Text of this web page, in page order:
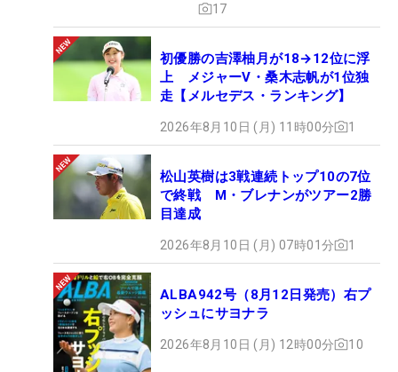
17
初優勝の吉澤柚月が18→12位に浮
上 メジャーV・桑木志帆が1位独
走【メルセデス・ランキング】
2026年8月10日 (月) 11時00分 1
松山英樹は3戦連続トップ10の7位
で終戦 M・ブレナンがツアー2勝
目達成
2026年8月10日 (月) 07時01分 1
ALBA942号（8月12日発売）右プ
ッシュにサヨナラ
2026年8月10日 (月) 12時00分 10